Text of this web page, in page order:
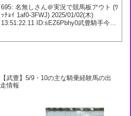
695: 名無しさん＠実況で競馬板アウト (ﾜ
ｯﾁｮｲ 1af0-3FWJ) 2025/01/02(木)
13:51:22.11 ID:sEZ6Pbhy0武豊騎手今週
【武豊】5/9・10の主な騎乗経験馬の出
走情報